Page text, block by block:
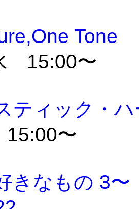
Tone
15:00〜
ティック・
〜
きなもの 3